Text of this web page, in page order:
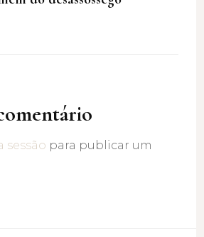
sessão para publicar um